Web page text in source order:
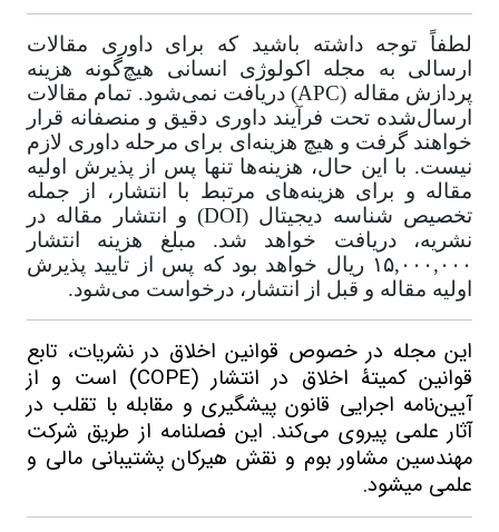
لطفاً توجه داشته باشید که برای داوری مقالات
ارسالی به مجله اکولوژی انسانی هیچ‌گونه هزینه
پردازش مقاله (APC) دریافت نمی‌شود. تمام مقالات
ارسال‌شده تحت فرآیند داوری دقیق و منصفانه قرار
خواهند گرفت و هیچ هزینه‌ای برای مرحله داوری لازم
نیست. با این حال، هزینه‌ها تنها پس از پذیرش اولیه
مقاله و برای هزینه‌های مرتبط با انتشار، از جمله
تخصیص شناسه دیجیتال (DOI) و انتشار مقاله در
نشریه، دریافت خواهد شد. مبلغ هزینه انتشار
۱۵,۰۰۰,۰۰۰ ریال خواهد بود که پس از تایید پذیرش
اولیه مقاله و قبل از انتشار، درخواست می‌شود.
این مجله در خصوص قوانین اخلاق در نشریات، تابع
قوانین کمیتۀ اخلاق در انتشار (COPE) است و از
آیین‌نامه اجرایی قانون پیشگیری و مقابله با تقلب در
آثار علمی پیروی می‌کند. این فصلنامه از طریق شرکت
مهندسین مشاور بوم و نقش هیرکان پشتیبانی مالی و
علمی میشود.